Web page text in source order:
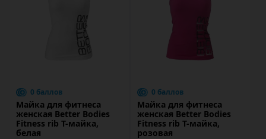
0 баллов
Майка для фитнеса
женская Better Bodies
Fitness rib T-майка,
белая
0 баллов
Майка для фитнеса
женская Better Bodies
Fitness rib T-майка,
розовая